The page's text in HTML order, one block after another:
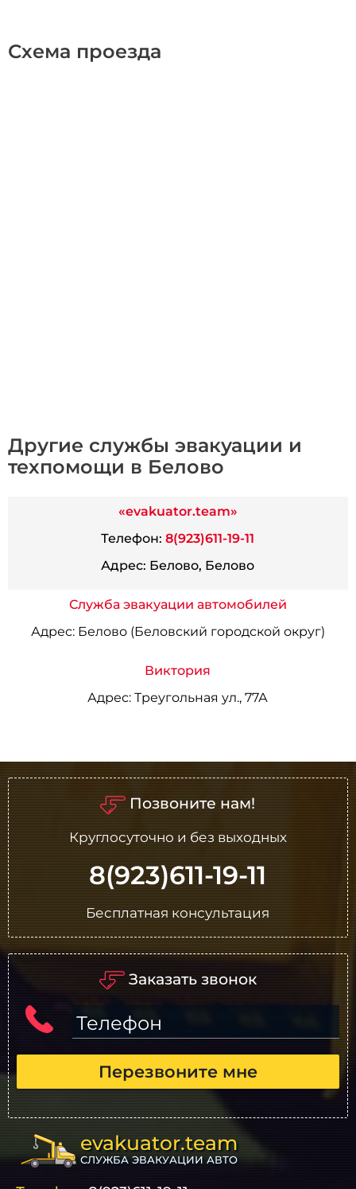
Схема проезда
Другие службы эвакуации и
техпомощи в Белово
«evakuator.team»
Телефон: 8(923)611-19-11
Адрес: Белово, Белово
Служба эвакуации автомобилей
Адрес:Белово (Беловский городской округ)
Виктория
Адрес: Треугольная ул., 77А
Позвоните нам!
Круглосуточно и без выходных
8(923)611-19-11
Бесплатная консультация
Заказать звонок
Телефон
Перезвоните мне
evakuator.team
СЛУЖБА ЭВАКУАЦИИ АВТО